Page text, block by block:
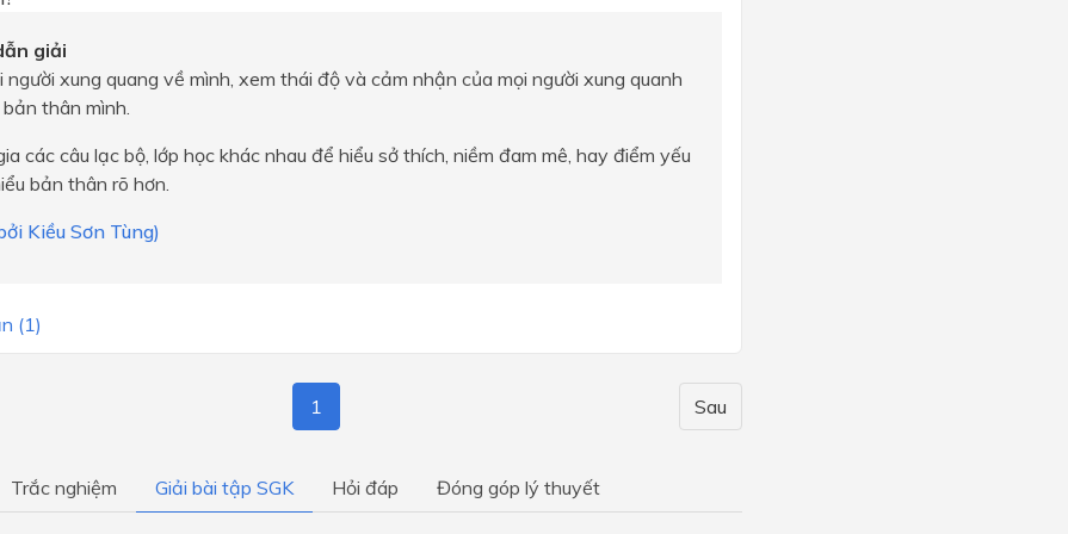
giải
người xung quang về mình, xem thái độ và cảm nhận của mọi người xung quanh
thân mình.
các câu lạc bộ, lớp học khác nhau để hiểu sở thích, niềm đam mê, hay điểm yếu
bản thân rõ hơn.
Kiều Sơn Tùng)
(1)
Sau
1
Trắc nghiệm Giải bài tập SGK Hỏi đáp Đóng góp lý thuyết